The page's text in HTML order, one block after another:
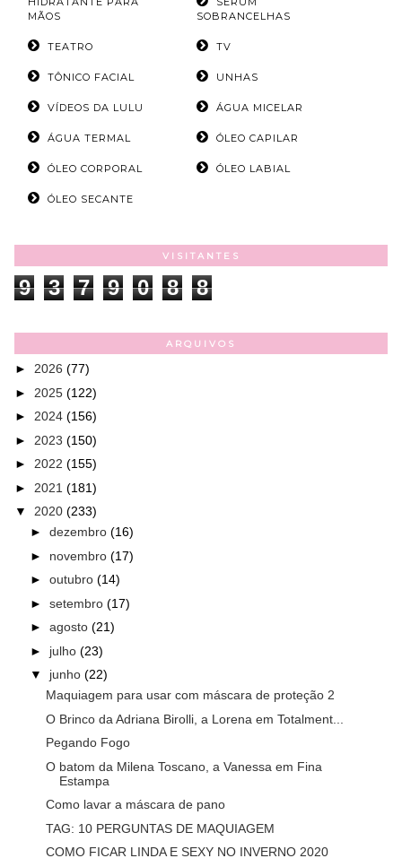
MÃOS
SOBRANCELHAS
TEATRO TV
TÔNICO FACIAL UNHAS
VÍDEOS DA LULU ÁGUA MICELAR
ÁGUA TERMAL ÓLEO CAPILAR
ÓLEO CORPORAL ÓLEO LABIAL
ÓLEO SECANTE
VISITANTES
9 3 7 9 0 8 8
ARQUIVOS
► 2026 (77)
► 2025 (122)
► 2024 (156)
► 2023 (150)
► 2022 (155)
► 2021 (181)
▼ 2020 (233)
► dezembro (16)
► novembro (17)
► outubro (14)
► setembro (17)
► agosto (21)
► julho (23)
▼ junho (22)
Maquiagem para usar com máscara de proteção 2
O Brinco da Adriana Birolli, a Lorena em Totalment...
Pegando Fogo
O batom da Milena Toscano, a Vanessa em Fina
Estampa
Como lavar a máscara de pano
TAG: 10 PERGUNTAS DE MAQUIAGEM
COMO FICAR LINDA E SEXY NO INVERNO 2020